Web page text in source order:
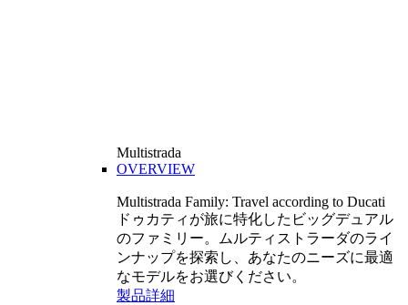
Multistrada
OVERVIEW
Multistrada Family: Travel according to Ducati
ドゥカティが旅に特化したビッグデュアル
のファミリー。ムルティストラーダのライ
ンナップを探索し、あなたのニーズに最適
なモデルをお選びください。
製品詳細